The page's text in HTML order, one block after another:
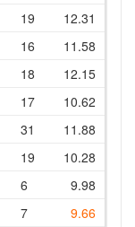
19 12.31
16 11.58
18 12.15
17 10.62
31 11.88
19 10.28
6 9.98
7 9.66